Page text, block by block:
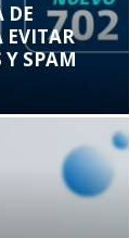
DE
EVITAR
Y SPAM